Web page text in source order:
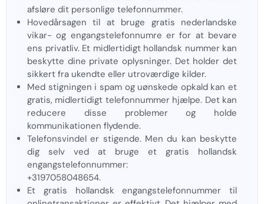
afsløre dit personlige telefonnummer.
Hovedårsagen til at bruge gratis nederlandske
vikar- og engangstelefonnumre er for at bevare
ens privatliv. Et midlertidigt hollandsk nummer kan
beskytte dine private oplysninger. Det holder det
sikkert fra ukendte eller utroværdige kilder.
Med stigningen i spam og uønskede opkald kan et
gratis, midlertidigt telefonnummer hjælpe. Det kan
reducere disse problemer og holde
kommunikationen flydende.
Telefonsvindel er stigende. Men du kan beskytte
dig selv ved at bruge et gratis hollandsk
engangstelefonnummer:
+3197058048654.
Et gratis hollandsk engangstelefonnummer til